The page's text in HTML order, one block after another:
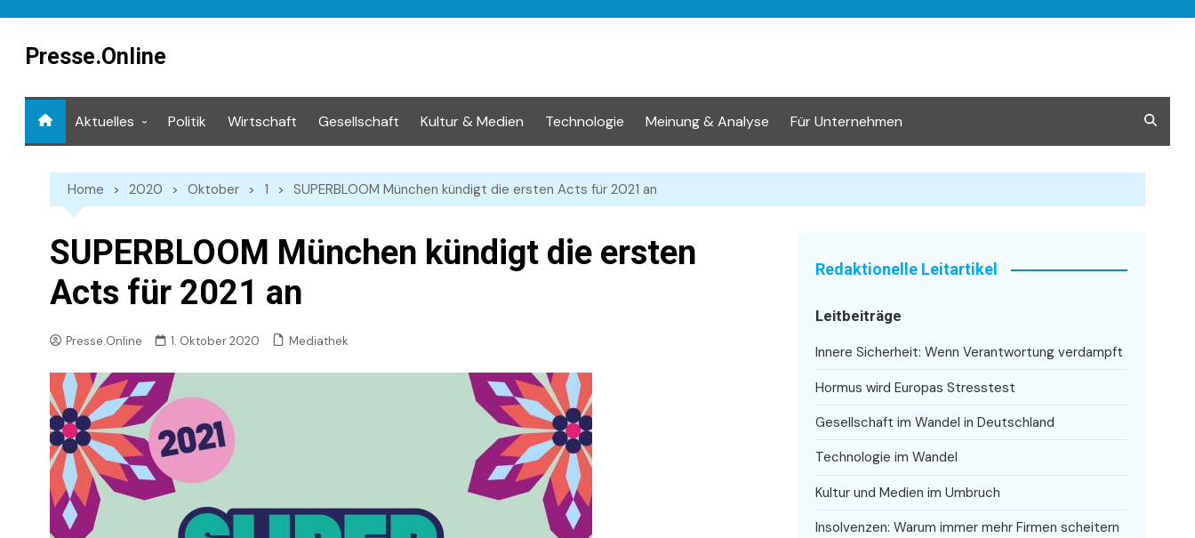
contentPresse.Online
Aktuelles Politik Wirtschaft Gesellschaft Kultur & Medien Technologie Meinung & Analyse Für Unternehmen
Home 2020 Oktober 1 SUPERBLOOM München kündigt die ersten Acts für 2021 an
SUPERBLOOM München kündigt die ersten
Acts für 2021 an
Presse.Online 1. Oktober 2020 Mediathek
Redaktionelle Leitartikel
Leitbeiträge
Innere Sicherheit: Wenn Verantwortung verdampft
Hormus wird Europas Stresstest
Gesellschaft im Wandel in Deutschland
Technologie im Wandel
Kultur und Medien im Umbruch
Insolvenzen: Warum immer mehr Firmen scheitern